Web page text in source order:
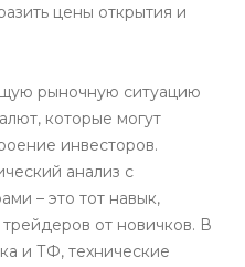
цены открытия и
рыночную ситуацию
которые могут
инвесторов.
анализ с
– это тот навык,
от новичков. В
и ТФ, технические